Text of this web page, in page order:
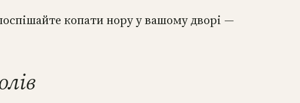
копати нору у вашому дворі —